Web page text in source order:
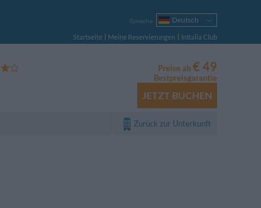
Sprache
Deutsch
Italiano
English
Español
Русский
Português
Polski
Startseite Meine Reservierungen
InItalia Club
Preise ab€ 49
Bestpreisgarantie
JETZT BUCHEN
Zurück zur Unterkunft